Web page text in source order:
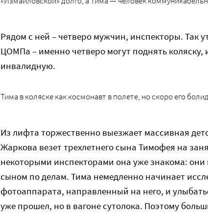
Рядом с ней – четверо мужчин, инспекторы. Так
ЦОМПа – именно четверо могут поднять коляску,
инвалидную.
Тима в коляске как космонавт в полете, но скоро его
Из лифта торжественно выезжает массивная
Жаркова везет трехлетнего сына Тимофея на
некоторыми инспекторами она уже знакома: они
сыном по делам. Тима немедленно начинает
фотоаппарата, направленный на него, и
уже прошел, но в вагоне сутолока. Поэтому